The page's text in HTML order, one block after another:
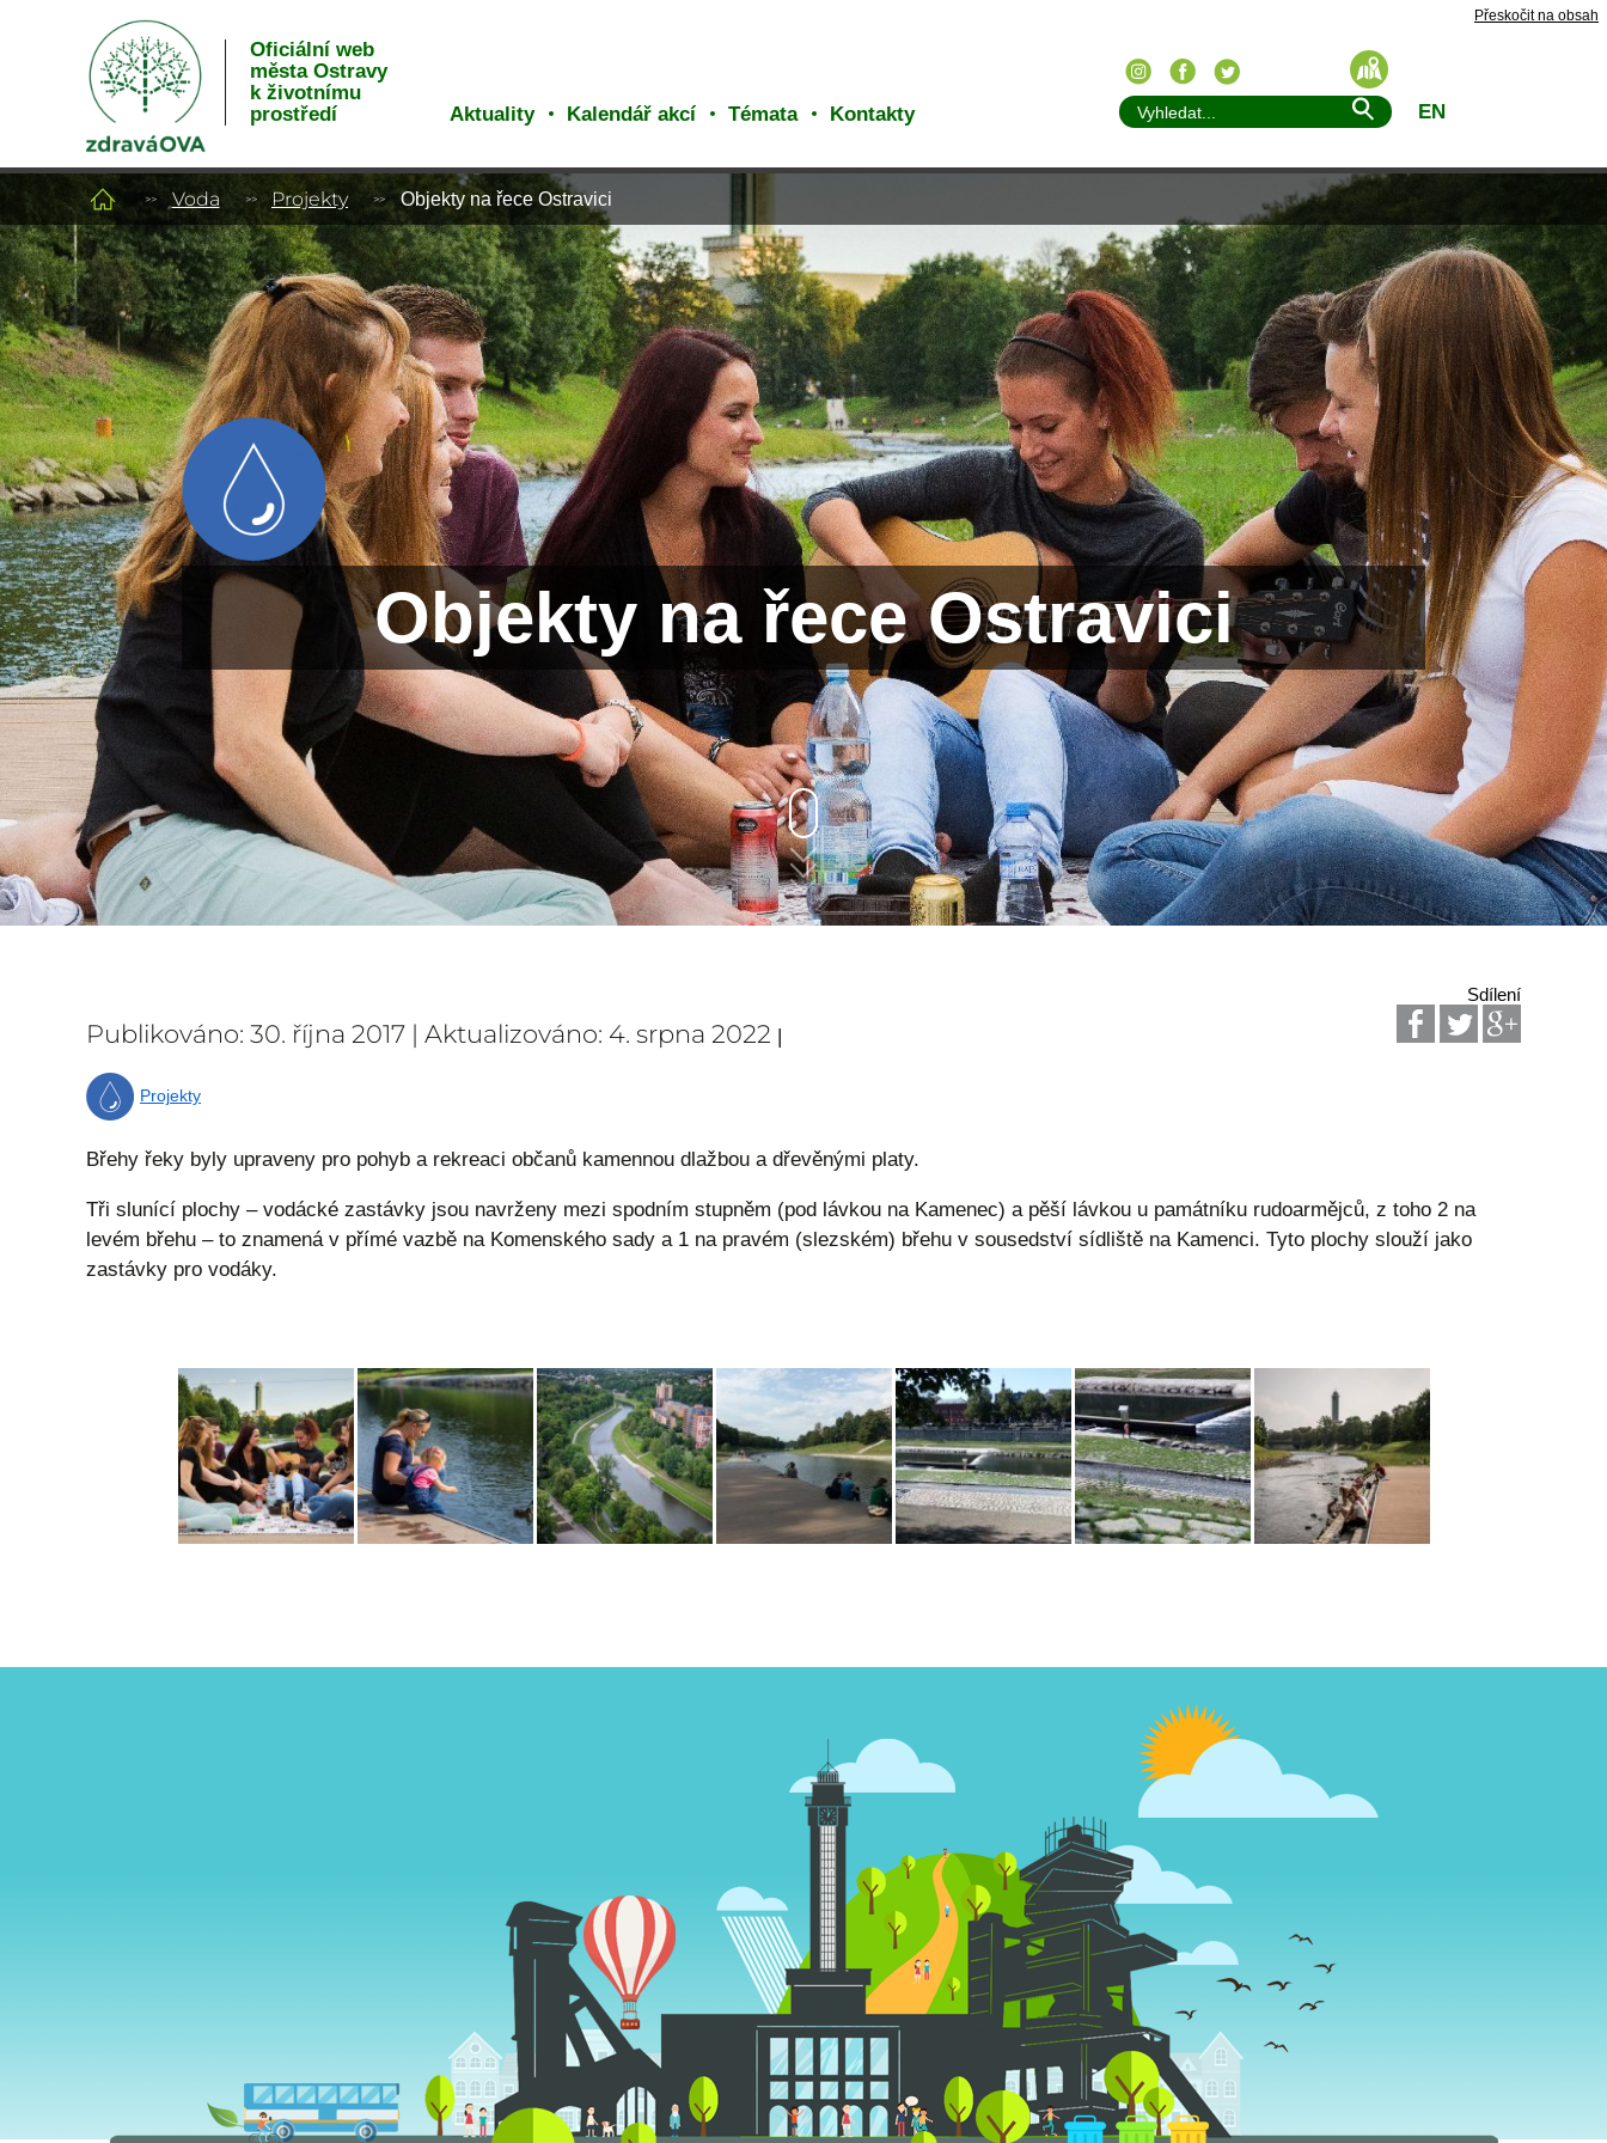
Přeskočit na obsah
Oficiální web
města Ostravy
k životnímu
prostředí
Aktuality Kalendář akcí Témata Kontakty EN
Voda Projekty Objekty na řece Ostravici
Objekty na řece Ostravici
Sdílení
Publikováno: 30. října 2017 | Aktualizováno: 4. srpna 2022 |
Projekty
Břehy řeky byly upraveny pro pohyb a rekreaci občanů kamennou dlažbou a dřevěnými platy.
Tři slunící plochy – vodácké zastávky jsou navrženy mezi spodním stupněm (pod lávkou na Kamenec) a pěší lávkou u památníku rudoarmějců, z toho 2 na
levém břehu – to znamená v přímé vazbě na Komenského sady a 1 na pravém (slezském) břehu v sousedství sídliště na Kamenci. Tyto plochy slouží jako
zastávky pro vodáky.